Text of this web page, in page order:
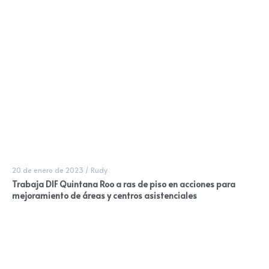
20 de enero de 2023 / Rudy
Trabaja DIF Quintana Roo a ras de piso en acciones para
mejoramiento de áreas y centros asistenciales